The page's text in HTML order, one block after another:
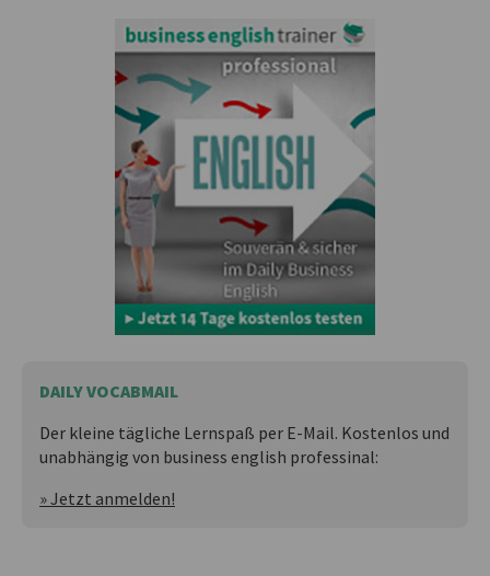
DAILY VOCABMAIL
Der kleine tägliche Lernspaß per E-Mail. Kostenlos und
unabhängig von business english professinal:
» Jetzt anmelden!